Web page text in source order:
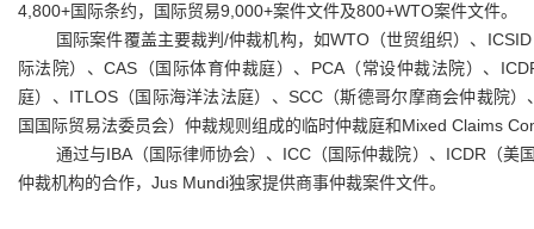
4,800+国际条约，国际贸易9,000+案件文件及800+WTO案件文件。
国际案件覆盖主要裁判/仲裁机构，如WTO（世贸组织）、
际法院）、CAS（国际体育仲裁庭）、PCA（常设仲裁法院）、
庭）、ITLOS（国际海洋法法庭）、SCC（斯德哥尔摩商会仲裁院
国国际贸易法委员会）仲裁规则组成的临时仲裁庭和Mixed Claims
通过与IBA（国际律师协会）、ICC（国际仲裁院）、ICDR（美
仲裁机构的合作，Jus Mundi独家提供商事仲裁案件文件。